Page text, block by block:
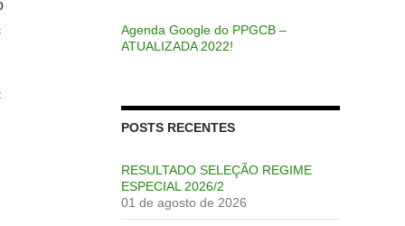
Agenda Google do PPGCB –
ATUALIZADA 2022!
POSTS RECENTES
RESULTADO SELEÇÃO REGIME
ESPECIAL 2026/2
01 de agosto de 2026